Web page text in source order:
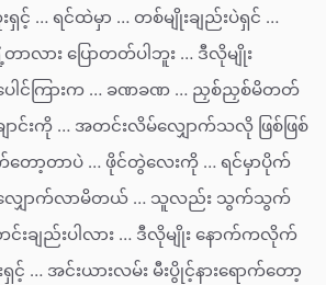
… ရင်ထဲမှာ … တစ်မျိုးချည်းပဲရှင် …
ာလား ပြောတတ်ပါဘူး … ဒီလိုမျိုး
ါင်ကြားက … ခဏခဏ … ညှစ်ညှစ်မိတတ်
ောင်းကို … အတင်းလိမ်လျှောက်သလို ဖြစ်ဖြစ်
ော့တာပဲ … ဖိုင်တွဲလေးကို … ရင်မှာပိုက်
လျှောက်လာမိတယ် … သူလည်း သွက်သွက်
ျည်းပါလား … ဒီလိုမျိုး နောက်ကလိုက်
င့် … အင်းယားလမ်း မီးပွိုင့်နားရောက်တော့